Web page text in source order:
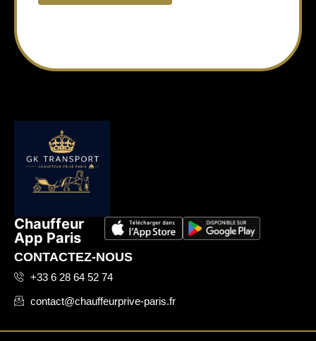
Chauffeur
App Paris
CONTACTEZ-NOUS
+33 6 28 64 52 74
contact@chauffeurprive-paris.fr